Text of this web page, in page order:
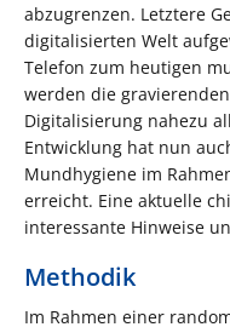
abzugrenzen. Letztere
digitalisierten Welt
Telefon zum heutigen
werden die
Digitalisierung nahezu
Entwicklung hat nun
Mundhygiene im
erreicht. Eine aktuelle
interessante Hinweise
Methodik
Im Rahmen einer